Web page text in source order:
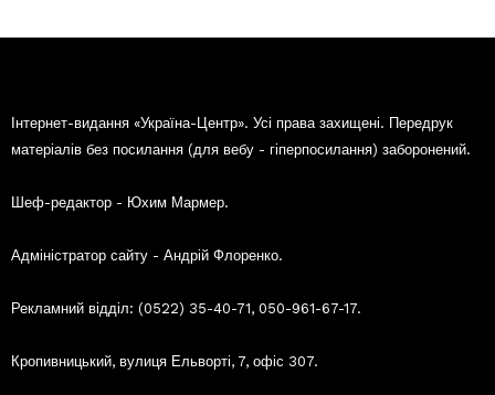
Інтернет-видання «Україна-Центр». Усі права захищені. Передрук
матеріалів без посилання (для вебу - гіперпосилання) заборонений.
Шеф-редактор - Юхим Мармер.
Адміністратор сайту - Андрій Флоренко.
Рекламний відділ: (0522) 35-40-71, 050-961-67-17.
Кропивницький, вулиця Ельворті, 7, офіс 307.